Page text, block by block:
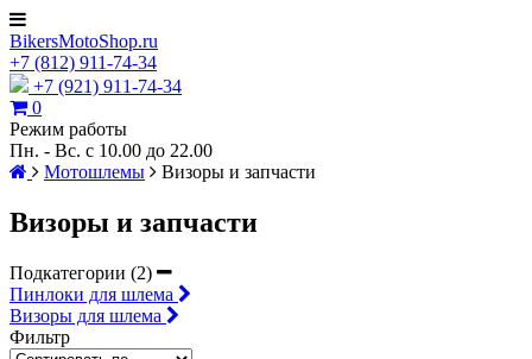
BikersMotoShop.ru
+7 (812) 911-74-34
+7 (921) 911-74-34
0
Режим работы
Пн. - Вс. с 10.00 до 22.00
Мотошлемы
Визоры и запчасти
Визоры и запчасти
Подкатегории (2)
Пинлоки для шлема
Визоры для шлема
Фильтр